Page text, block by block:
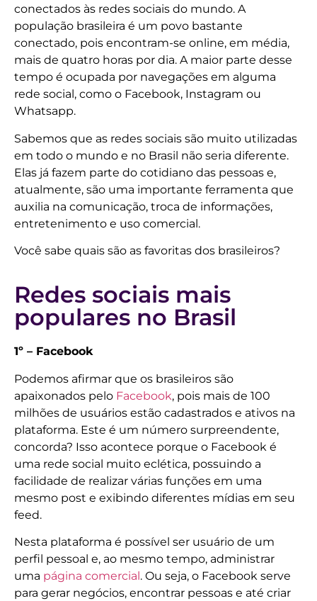
conectados às redes sociais do mundo. A
população brasileira é um povo bastante
conectado, pois encontram-se online, em média,
mais de quatro horas por dia. A maior parte desse
tempo é ocupada por navegações em alguma
rede social, como o Facebook, Instagram ou
Whatsapp.
Sabemos que as redes sociais são muito utilizadas
em todo o mundo e no Brasil não seria diferente.
Elas já fazem parte do cotidiano das pessoas e,
atualmente, são uma importante ferramenta que
auxilia na comunicação, troca de informações,
entretenimento e uso comercial.
Você sabe quais são as favoritas dos brasileiros?
Redes sociais mais
populares no Brasil
1º – Facebook
Podemos afirmar que os brasileiros são
apaixonados pelo Facebook, pois mais de 100
milhões de usuários estão cadastrados e ativos na
plataforma. Este é um número surpreendente,
concorda? Isso acontece porque o Facebook é
uma rede social muito eclética, possuindo a
facilidade de realizar várias funções em uma
mesmo post e exibindo diferentes mídias em seu
feed.
Nesta plataforma é possível ser usuário de um
perfil pessoal e, ao mesmo tempo, administrar
uma página comercial . Ou seja, o Facebook serve
para gerar negócios, encontrar pessoas e até criar